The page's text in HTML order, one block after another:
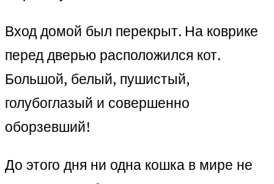
Вход домой был перекрыт. На коврике
перед дверью расположился кот.
Большой, белый, пушистый,
голубоглазый и совершенно
оборзевший!
До этого дня ни одна кошка в мире не